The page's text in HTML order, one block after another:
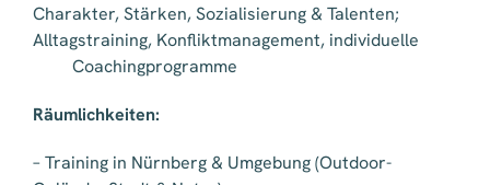
Charakter, Stärken, Sozialisierung & Talenten;
Alltagstraining, Konfliktmanagement, individuelle
Coachingprogramme
Räumlichkeiten:
– Training in Nürnberg & Umgebung (Outdoor-